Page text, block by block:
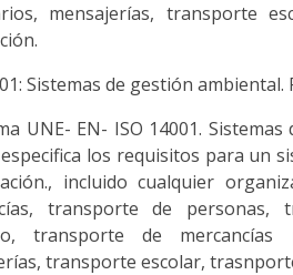
mensajerías, transporte
Sistemas de gestión
UNE- EN- ISO 14001.
los requisitos para un
incluido cualquier
transporte de
transporte de mercancías
transporte escolar,